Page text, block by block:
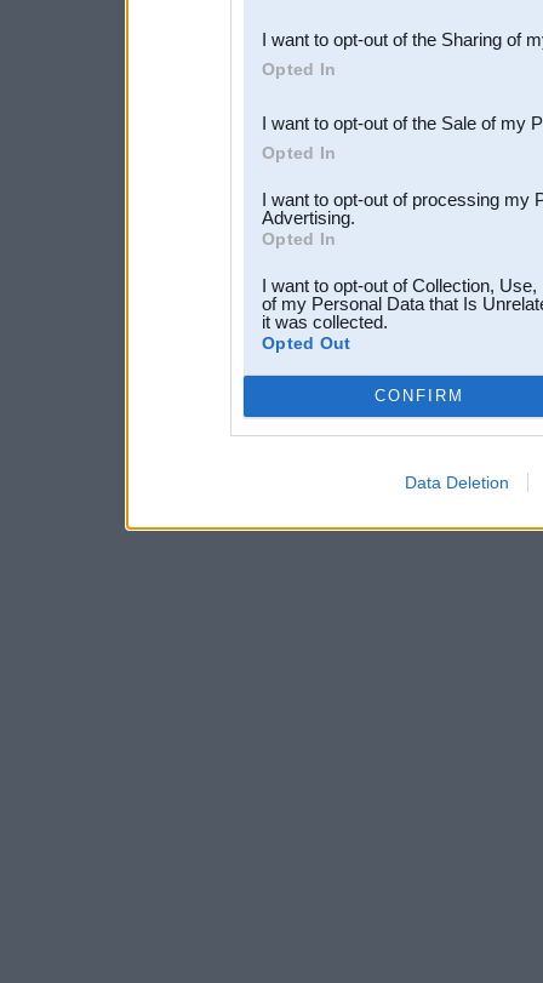
Downstream Participants
third parties.
I want to opt-out of the Sharing of
Opted In
I want to opt-out of the Sale of my
Opted In
I want to opt-out of processing my
Advertising.
Opted In
I want to opt-out of Collection,
of my Personal Data that Is
it was collected.
Opted Out
CONFIRM
Data Deletion